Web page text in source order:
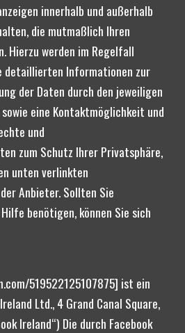
innerhalb und außerhalb
die mutmaßlich Ihren
Hierzu werden im Regelfall
detaillierten Informationen zur
der Daten durch den jeweiligen
eine Kontaktmöglichkeit und
und
zum Schutz Ihrer Privatsphäre,
unten verlinkten
Anbieter. Sollten Sie
benötigen, können Sie sich
519522125107875] ist ein
Ltd., 4 Grand Canal Square,
Ireland“) Die durch Facebook